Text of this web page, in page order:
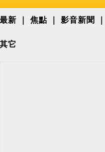
最新 焦點 影音新聞
其它